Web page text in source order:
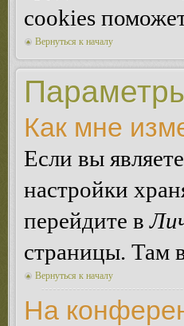
cookies
Вернуться к началу
Как мне
Если вы
настройки
перейдите в
страницы. Там
Вернуться к началу
На